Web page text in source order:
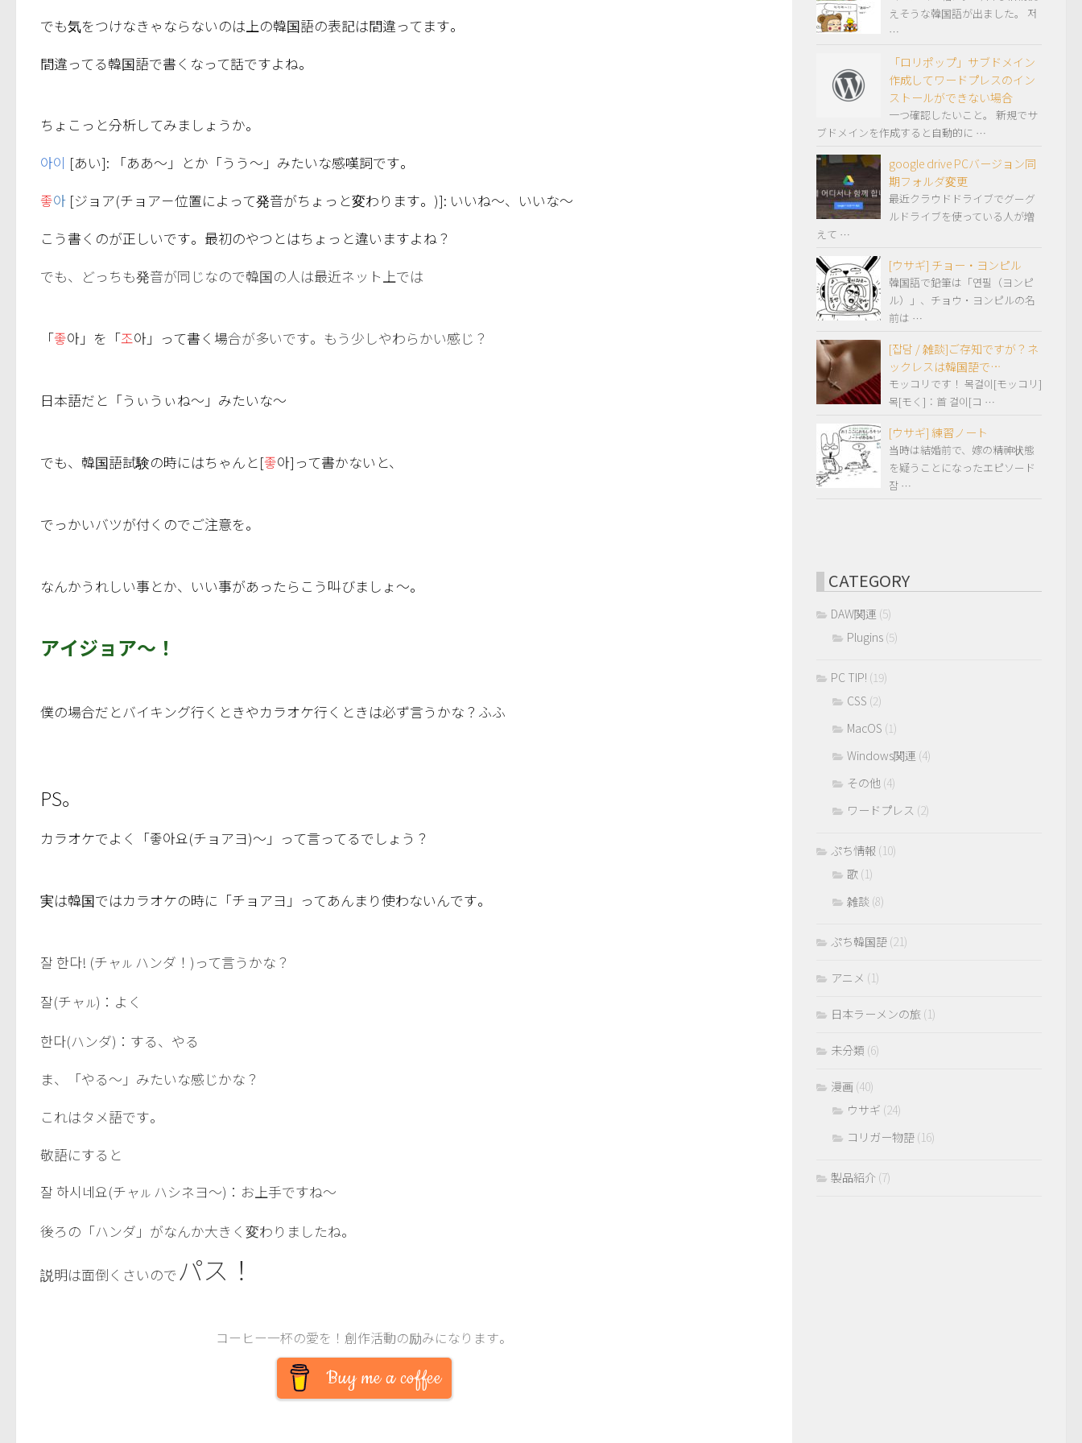
でも気をつけなきゃならないのは上の韓国語の表記は間違ってます。
間違ってる韓国語で書くなって話ですよね。
ちょこっと分析してみましょうか。
아이 [あい]: 「ああ～」とか「うう～」みたいな感嘆詞です。
좋아 [ジョア(チョア－位置によって発音がちょっと変わります。)]: いいね～、いいな～
こう書くのが正しいです。最初のやつとはちょっと違いますよね？
でも、どっちも発音が同じなので韓国の人は最近ネット上では
「좋아」を「조아」って書く場合が多いです。もう少しやわらかい感じ？
日本語だと「うぃうぃね～」みたいな～
でも、韓国語試験の時にはちゃんと[좋아]って書かないと、
でっかいバツが付くのでご注意を。
なんかうれしい事とか、いい事があったらこう叫びましょ～。
アイジョア～！
僕の場合だとバイキング行くときやカラオケ行くときは必ず言うかな？ふふ
PS。
カラオケでよく「좋아요(チョアヨ)～」って言ってるでしょう？
実は韓国ではカラオケの時に「チョアヨ」ってあんまり使わないんです。
잘 한다! (チャル ハンダ！)って言うかな？
잘(チャル)：よく
한다(ハンダ)：する、やる
ま、「やる～」みたいな感じかな？
これはタメ語です。
敬語にすると
잘 하시네요(チャル ハシネヨ～)：お上手ですね～
後ろの「ハンダ」がなんか大きく変わりましたね。
説明は面倒くさいので パス！
コーヒー一杯の愛を！創作活動の励みになります。
Buy me a coffee
えそうな韓国語が出ました。 저
…
「ロリポップ」サブドメイン
作成してワードプレスのイン
ストールができない場合
一つ確認したいこと。 新規でサ
ブドメインを作成すると自動的に …
google drive PCバージョン同
期フォルダ変更
最近クラウドドライブでグーグ
ルドライブを使っている人が増
えて …
[ウサギ] チョー・ヨンピル
韓国語で鉛筆は「연필（ヨンピ
ル）」、チョウ・ヨンピルの名
前は …
[잡담 / 雑談]ご存知ですが？ネ
ックレスは韓国語で…
モッコリです！ 목걸이[モッコリ]
목[モく]：首 걸이[コ …
[ウサギ] 練習ノート
当時は結婚前で、嫁の精神状態
を疑うことになったエピソード
잠 …
CATEGORY
DAW関連 (5)
Plugins (5)
PC TIP! (19)
CSS (2)
MacOS (1)
Windows関連 (4)
その他 (4)
ワードプレス (2)
ぷち情報 (10)
歌 (1)
雑談 (8)
ぷち韓国語 (21)
アニメ (1)
日本ラーメンの旅 (1)
未分類 (6)
漫画 (40)
ウサギ (24)
コリガー物語 (16)
製品紹介 (7)